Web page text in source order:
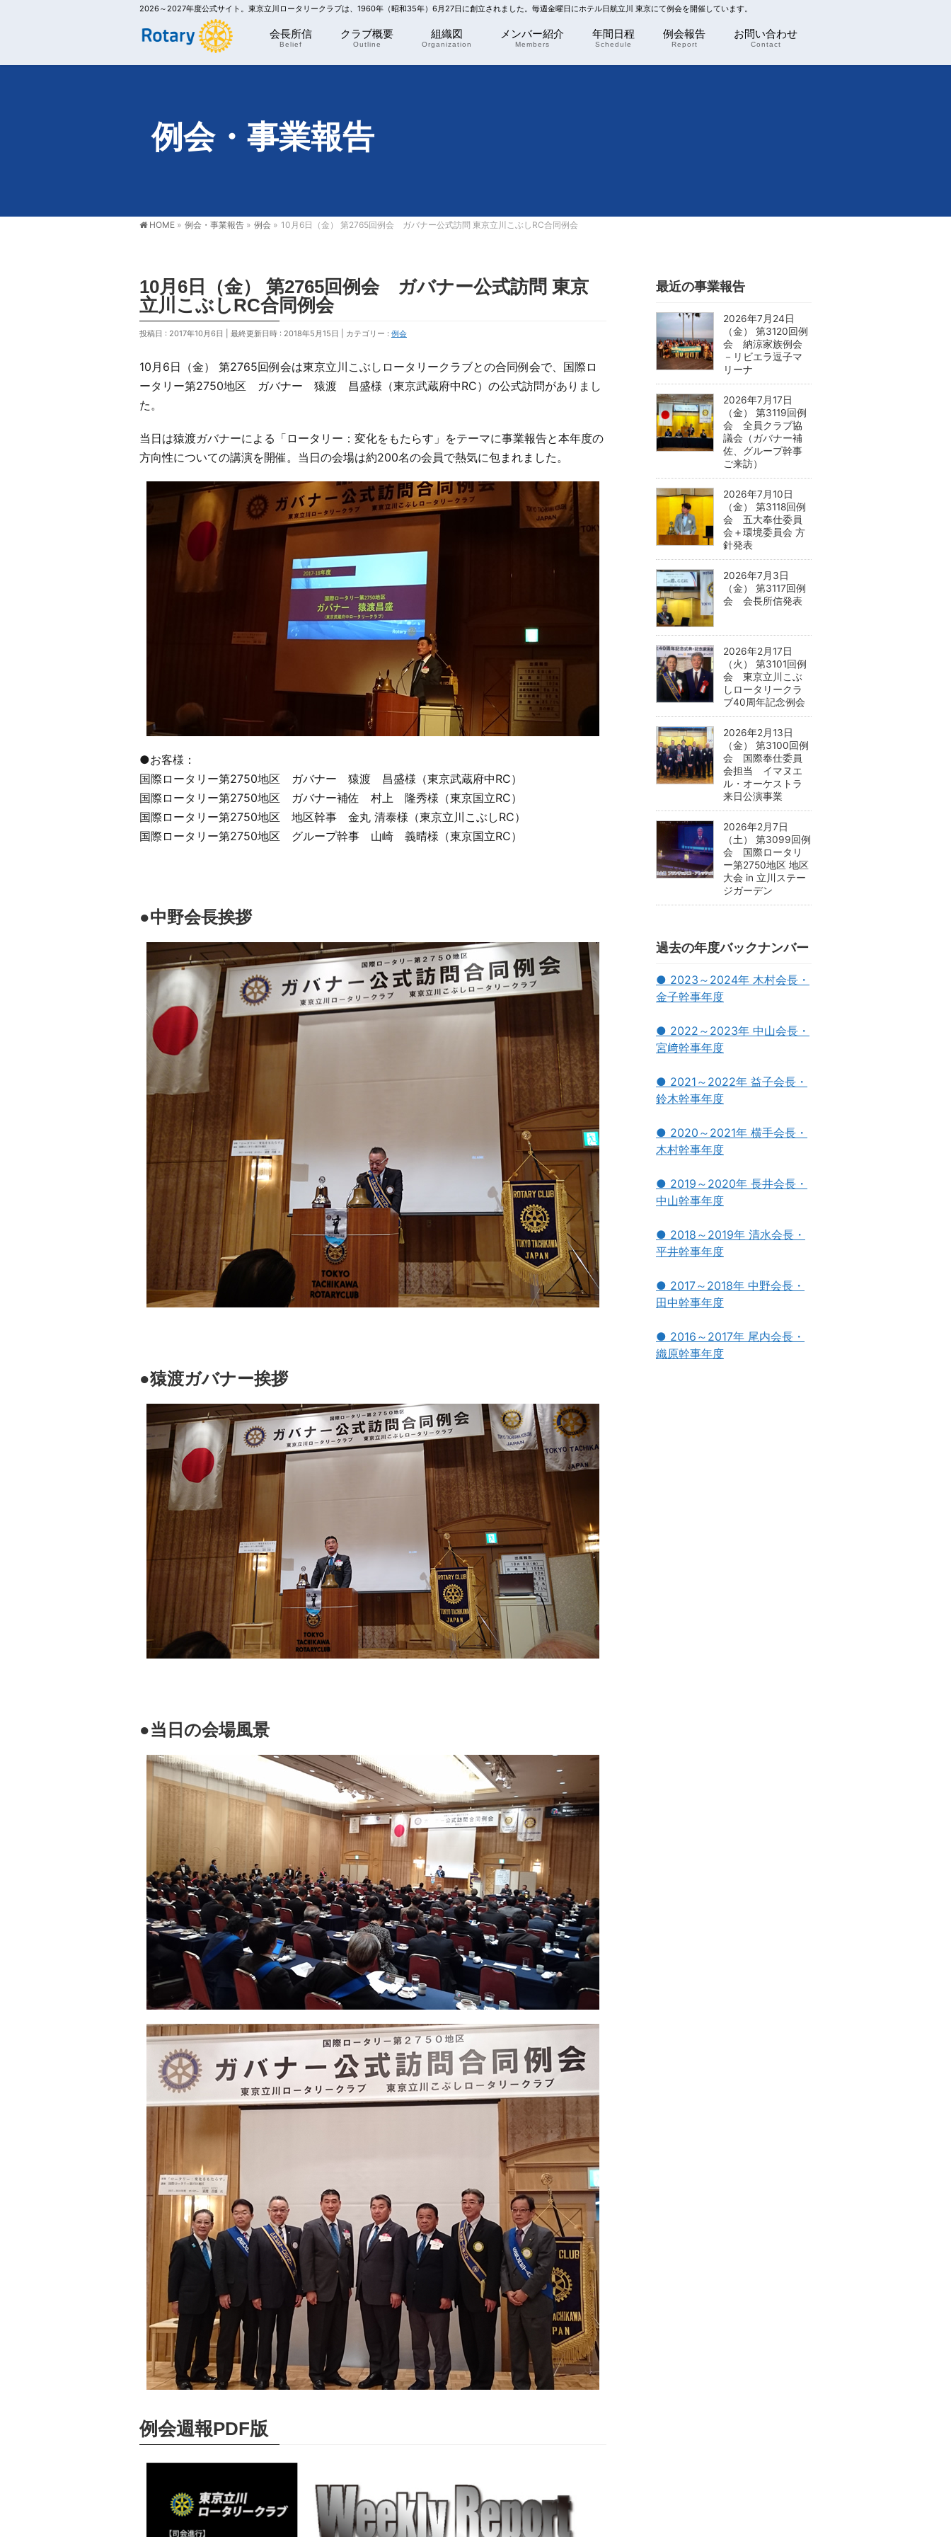
2026～2027年度公式サイト。東京立川ロータリークラブは、1960年（昭和35年）6月27日に創立されました。毎週金曜日にホテル日航立川 東京にて例会を開催しています。
会長所信
Belief
クラブ概要
Outline
組織図
Organization
メンバー紹介
Members
年間日程
Schedule
例会報告
Report
お問い合わせ
Contact
例会・事業報告
HOME » 例会・事業報告 » 例会 » 10月6日（金） 第2765回例会 ガバナー公式訪問 東京立川こぶしRC合同例会
10月6日（金） 第2765回例会 ガバナー公式訪問 東京
立川こぶしRC合同例会
投稿日 : 2017年10月6日 最終更新日時 : 2018年5月15日 カテゴリー : 例会
10月6日（金） 第2765回例会は東京立川こぶしロータリークラブとの合同例会で、国際ロ
ータリー第2750地区 ガバナー 猿渡 昌盛様（東京武蔵府中RC）の公式訪問がありまし
た。
当日は猿渡ガバナーによる「ロータリー：変化をもたらす」をテーマに事業報告と本年度の
方向性についての講演を開催。当日の会場は約200名の会員で熱気に包まれました。
●お客様：
国際ロータリー第2750地区 ガバナー 猿渡 昌盛様（東京武蔵府中RC）
国際ロータリー第2750地区 ガバナー補佐 村上 隆秀様（東京国立RC）
国際ロータリー第2750地区 地区幹事 金丸 清泰様（東京立川こぶしRC）
国際ロータリー第2750地区 グループ幹事 山崎 義晴様（東京国立RC）
●中野会長挨拶
●猿渡ガバナー挨拶
●当日の会場風景
例会週報PDF版
最近の事業報告
2026年7月24日
（金） 第3120回例
会 納涼家族例会
－リビエラ逗子マ
リーナ
2026年7月17日
（金） 第3119回例
会 全員クラブ協
議会（ガバナー補
佐、グループ幹事
ご来訪）
2026年7月10日
（金） 第3118回例
会 五大奉仕委員
会＋環境委員会 方
針発表
2026年7月3日
（金） 第3117回例
会 会長所信発表
2026年2月17日
（火） 第3101回例
会 東京立川こぶ
しロータリークラ
ブ40周年記念例会
2026年2月13日
（金） 第3100回例
会 国際奉仕委員
会担当 イマヌエ
ル・オーケストラ
来日公演事業
2026年2月7日
（土） 第3099回例
会 国際ロータリ
ー第2750地区 地区
大会 in 立川ステー
ジガーデン
過去の年度バックナンバー
● 2023～2024年 木村会長・
金子幹事年度
● 2022～2023年 中山会長・
宮﨑幹事年度
● 2021～2022年 益子会長・
鈴木幹事年度
● 2020～2021年 横手会長・
木村幹事年度
● 2019～2020年 長井会長・
中山幹事年度
● 2018～2019年 清水会長・
平井幹事年度
● 2017～2018年 中野会長・
田中幹事年度
● 2016～2017年 尾内会長・
織原幹事年度